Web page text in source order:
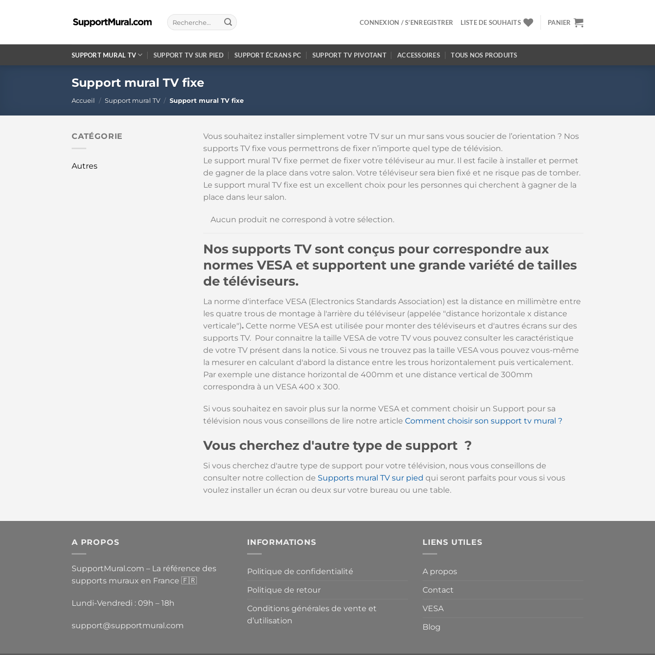
Recherche
pour :
CONNEXION / S’ENREGISTRER LISTE DE SOUHAITS PANIER
SUPPORT MURAL TV SUPPORT TV SUR PIED SUPPORT ÉCRANS PC SUPPORT TV PIVOTANT ACCESSOIRES TOUS NOS PRODUITS
Support mural TV fixe
Accueil / Support mural TV / Support mural TV fixe
CATÉGORIE
Autres
Vous souhaitez installer simplement votre TV sur un mur sans vous soucier de l’orientation ? Nos
supports TV fixe vous permettrons de fixer n’importe quel type de télévision.
Le support mural TV fixe permet de fixer votre téléviseur au mur. Il est facile à installer et permet
de gagner de la place dans votre salon. Votre téléviseur sera bien fixé et ne risque pas de tomber.
Le support mural TV fixe est un excellent choix pour les personnes qui cherchent à gagner de la
place dans leur salon.
Aucun produit ne correspond à votre sélection.
Nos supports TV sont conçus pour correspondre aux
normes VESA et supportent une grande variété de tailles
de téléviseurs.
La norme d'interface VESA (Electronics Standards Association) est la distance en millimètre entre
les quatre trous de montage à l'arrière du téléviseur (appelée "distance horizontale x distance
verticale"). Cette norme VESA est utilisée pour monter des téléviseurs et d'autres écrans sur des
supports TV. Pour connaitre la taille VESA de votre TV vous pouvez consulter les caractéristique
de votre TV présent dans la notice. Si vous ne trouvez pas la taille VESA vous pouvez vous-même
la mesurer en calculant d'abord la distance entre les trous horizontalement puis verticalement.
Par exemple une distance horizontal de 400mm et une distance vertical de 300mm
correspondra à un VESA 400 x 300.
Si vous souhaitez en savoir plus sur la norme VESA et comment choisir un Support pour sa
télévision nous vous conseillons de lire notre article Comment choisir son support tv mural ?
Vous cherchez d'autre type de support ?
Si vous cherchez d'autre type de support pour votre télévision, nous vous conseillons de
consulter notre collection de Supports mural TV sur pied qui seront parfaits pour vous si vous
voulez installer un écran ou deux sur votre bureau ou une table.
A PROPOS
SupportMural.com – La référence des
supports muraux en France 🇫🇷
Lundi-Vendredi : 09h – 18h
support@supportmural.com
INFORMATIONS
Politique de confidentialité
Politique de retour
Conditions générales de vente et
d’utilisation
LIENS UTILES
A propos
Contact
VESA
Blog